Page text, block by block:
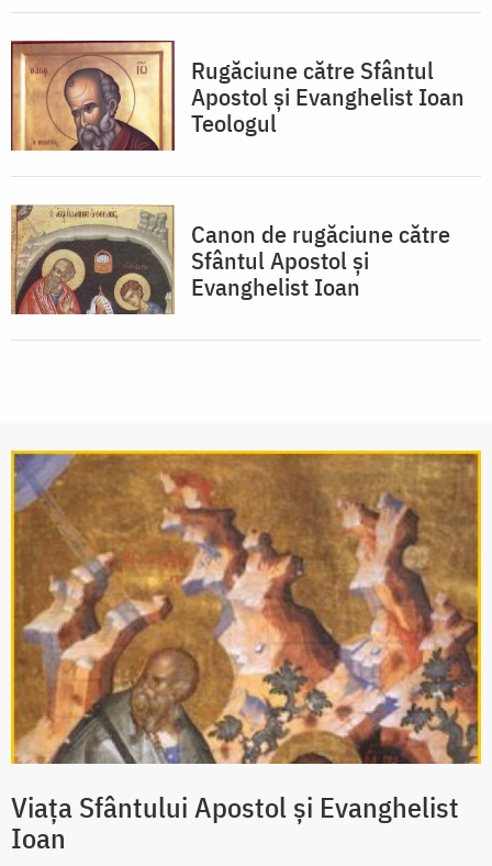
Rugăciune către Sfântul
Apostol și Evanghelist Ioan
Teologul
Canon de rugăciune către
Sfântul Apostol şi
Evanghelist Ioan
Viața Sfântului Apostol și Evanghelist
Ioan